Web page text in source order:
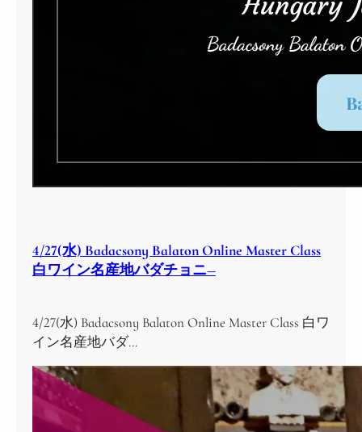
4/27(水) Badacsony Balaton Online Master Class
白ワイン名産地バダチョニ―
4/27(水) Badacsony Balaton Online Master Class 白ワ
イン名産地バダ…